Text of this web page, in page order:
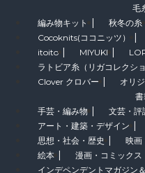
毛
編み物キット
秋冬の糸
Cocoknits(ココニッツ）
itoito
MIYUKI
ラトビア糸（リガコレクショ
Clover クロバー
オリ
手芸・編み物
文芸・評
アート・建築・デザイン
思想・社会・歴史
映画
絵本
漫画・コミックス
インデペンデントマガジン